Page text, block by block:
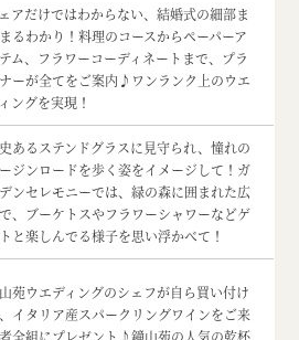
アだけではわからない、結婚式の細部ま
るわかり！料理のコースからペーパーア
ム、フラワーコーディネートまで、プラ
ーが全てをご案内♪ワンランク上のウエ
ングを実現！
あるステンドグラスに見守られ、憧れの
ジンロードを歩く姿をイメージして！ガ
ンセレモニーでは、緑の森に囲まれた広
、ブーケトスやフラワーシャワーなどゲ
と楽しんでる様子を思い浮かべて！
苑ウエディングのシェフが自ら買い付け
イタリア産スパークリングワインをご来
全組にプレゼント♪鐘山苑の人気の乾杯